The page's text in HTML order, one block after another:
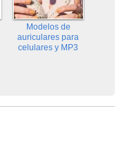
Modelos de
auriculares para
celulares y MP3